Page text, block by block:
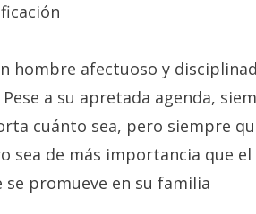
hombre afectuoso y
a su apretada agenda,
cuánto sea, pero siempre
sea de más importancia que
se promueve en su familia